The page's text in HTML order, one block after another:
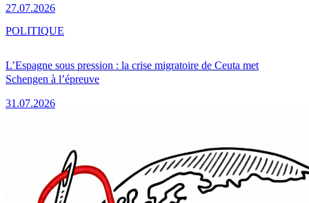
27.07.2026
L’Espagne sous pression : la crise migratoire de Ceuta met
Schengen à l’épreuve
31.07.2026
POLITIQUE